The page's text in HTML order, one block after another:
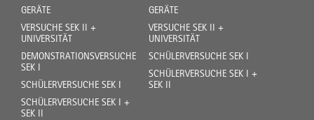
GERÄTE
VERSUCHE SEK II +
UNIVERSITÄT
DEMONSTRATIONSVERSUCHE
SEK I
SCHÜLERVERSUCHE SEK I
SCHÜLERVERSUCHE SEK I +
SEK II
GERÄTE
VERSUCHE SEK II +
UNIVERSITÄT
SCHÜLERVERSUCHE SEK I
SCHÜLERVERSUCHE SEK I +
SEK II